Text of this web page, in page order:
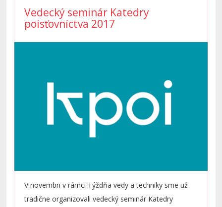
a výzvy z hľadiska akadémie i praxe.
Vedecký seminár Katedry
poisťovníctva 2017
V novembri v rámci Týždňa vedy a techniky sme už
tradične organizovali vedecký seminár Katedry